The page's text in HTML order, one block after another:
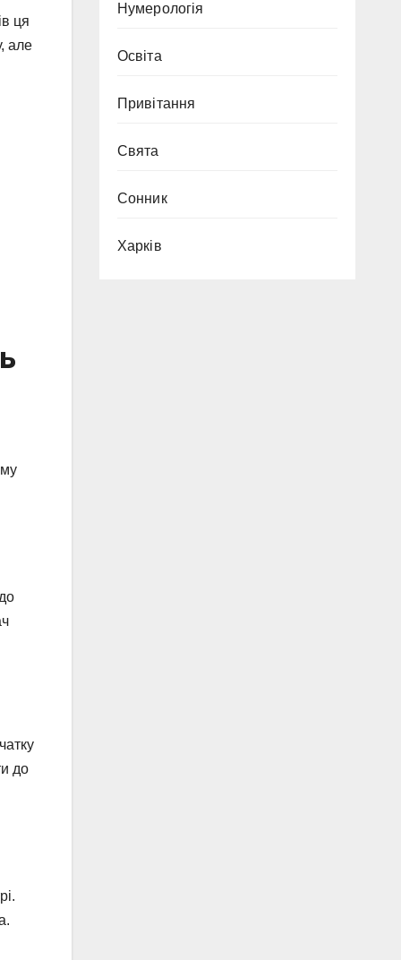
ця
але
до
Нумерологія
Освіта
Привітання
Свята
Сонник
Харків